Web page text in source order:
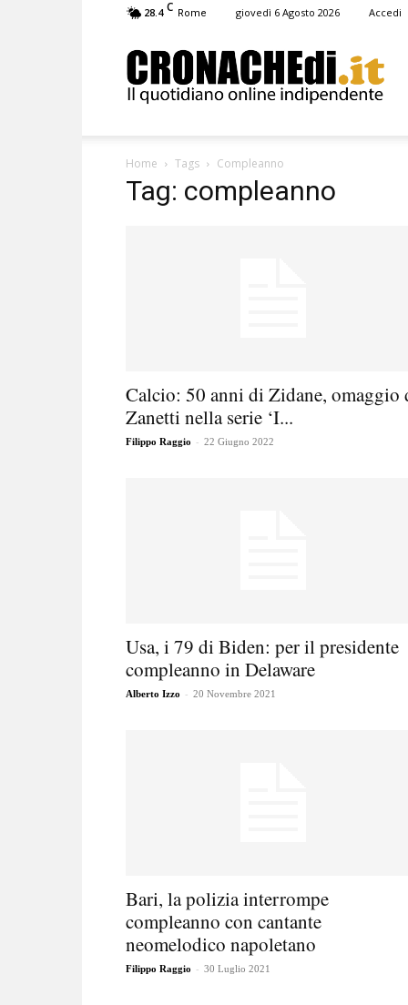
28.4 C Rome giovedì 6 Agosto 2026 Accedi
Home Tags Compleanno
Tag: compleanno
Calcio: 50 anni di Zidane, omaggio
Zanetti nella serie ‘I...
Filippo Raggio - 22 Giugno 2022
Usa, i 79 di Biden: per il presidente
compleanno in Delaware
Alberto Izzo - 20 Novembre 2021
Bari, la polizia interrompe
compleanno con cantante
neomelodico napoletano
Filippo Raggio - 30 Luglio 2021